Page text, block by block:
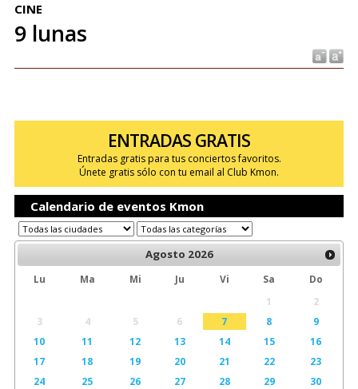
CINE
9 lunas
ENTRADAS GRATIS
Entradas gratis para tus conciertos favoritos.
Únete gratis sólo con tu email al Club Kmon.
Calendario de eventos Kmon
Agosto 2026
Lu Ma Mi Ju Vi Sa
Do
1
2
3
4 5 6 7 8
9
10
11 12 13 14 15
16
17
18 19 20 21 22
23
24
25 26 27 28 29
30